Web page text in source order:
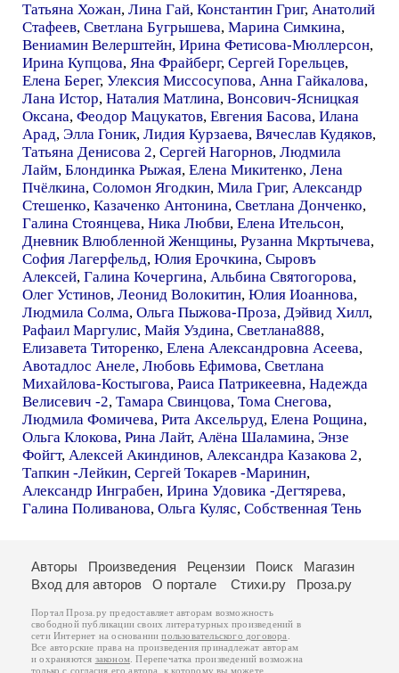
Татьяна Хожан, Лина Гай, Константин Григ, Анатолий
Стафеев, Светлана Бугрышева, Марина Симкина,
Вениамин Велерштейн, Ирина Фетисова-Мюллерсон,
Ирина Купцова, Яна Фрайберг, Сергей Горельцев,
Елена Берег, Улексия Миссосупова, Анна Гайкалова,
Лана Истор, Наталия Матлина, Вонсович-Ясницкая
Оксана, Феодор Мацукатов, Евгения Басова, Илана
Арад, Элла Гоник, Лидия Курзаева, Вячеслав Кудяков,
Татьяна Денисова 2, Сергей Нагорнов, Людмила
Лайм, Блондинка Рыжая, Елена Микитенко, Лена
Пчёлкина, Соломон Ягодкин, Мила Григ, Александр
Стешенко, Казаченко Антонина, Светлана Донченко,
Галина Стоянцева, Ника Любви, Елена Ительсон,
Дневник Влюбленной Женщины, Рузанна Мкртычева,
София Лагерфельд, Юлия Ерочкина, Сыровъ
Алексей, Галина Кочергина, Альбина Святогорова,
Олег Устинов, Леонид Волокитин, Юлия Иоаннова,
Людмила Солма, Ольга Пыжова-Проза, Дэйвид Хилл,
Рафаил Маргулис, Майя Уздина, Светлана888,
Елизавета Титоренко, Елена Александровна Асеева,
Авотадлос Анеле, Любовь Ефимова, Светлана
Михайлова-Костыгова, Раиса Патрикеевна, Надежда
Велисевич -2, Тамара Свинцова, Тома Снегова,
Людмила Фомичева, Рита Аксельруд, Елена Рощина,
Ольга Клокова, Рина Лайт, Алёна Шаламина, Энзе
Фойгт, Алексей Акиндинов, Александра Казакова 2,
Тапкин -Лейкин, Сергей Токарев -Маринин,
Александр Инграбен, Ирина Удовика -Дегтярева,
Галина Поливанова, Ольга Куляс, Собственная Тень
Авторы Произведения Рецензии Поиск
Магазин
Вход для авторов
О портале Стихи.ру Проза.ру
Портал Проза.ру предоставляет авторам возможность
свободной публикации своих литературных произведений в
сети Интернет на основаниипользовательского договора
Все авторские права на произведения принадлежат авторам
и охраняются законом . Перепечатка произведений возможна
только с согласия его автора, к которому вы можете